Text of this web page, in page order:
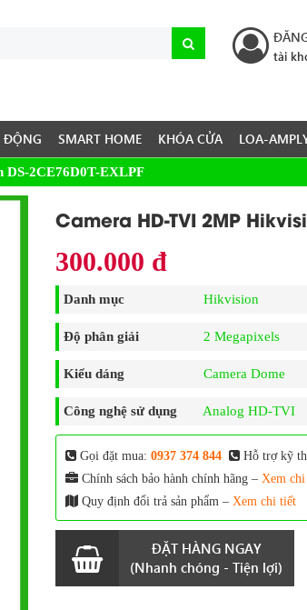
tài
ĐỘNG SMART HOME KHÓA CỬA LOA-
2CE76D0T-EXLPF
Camera HD-TVI 2MP
300.000 đ
Danh mục Hikvision
Độ phân giải 2 Megapixels
Kiểu dáng Camera Dome
Công nghệ sử dụng Analog HD-TVI
Gọi đặt mua: 0937 374 844 Hỗ trợ kỹ
Chính sách bảo hành chính hãng – Xem
Quy định đổi trả sản phẩm – Xem chi tiết
ĐẶT HÀNG NGAY
(Nhanh chóng - Tiện lợi)